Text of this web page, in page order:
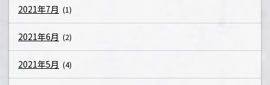
2021年7月 (1)
2021年6月 (2)
2021年5月 (4)